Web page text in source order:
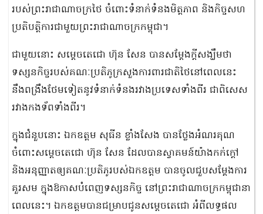
របស់ព្រះរាជាណាចក្រថៃ ចំពោះទំនាក់ទំនងមិត្តភាព និងកិច្ចសហ
ប្រតិបត្តិការជាមួយព្រះរាជាណាចក្រកម្ពុជា។
ជាមួយនោះ សម្ដេចតេជោ ហ៊ុន សែន បានសម្ដែងក្ដីសង្ឃឹមថា
ទស្សនកិច្ចរបស់គណៈប្រតិភូក្រសួងការពារជាតិថៃនៅពេលនេះ
នឹងពង្រឹងថែមទៀតនូវទំនាក់ទំនងរវាងប្រទេសទាំងពីរ ជាពិសេស
រវាងកងទ័ពទាំងពីរ។
ក្នុងជំនួបនោះ ឯកឧត្តម សុធីន ខ្លាំងសែង បានថ្លែងអំណរគុណ
ចំពោះសម្ដេចតេជោ ហ៊ុន សែន ដែលបានស្វាគមន៍យ៉ាងកក់ក្ដៅ
និងអនុញ្ញាតឲ្យគណៈប្រតិភូរបស់ឯកឧត្តម បានចូលជួបសម្ដែងការ
គួរសម ក្នុងឱកាសបំពេញទស្សនកិច្ច នៅព្រះរាជាណាចក្រកម្ពុជានា
ពេលនេះ។ ឯកឧត្តមបានជម្រាបជូនសម្ដេចតេជោ អំពីលទ្ធផល